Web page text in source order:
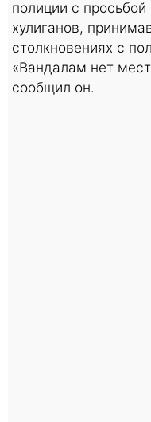
полиции с
хулиганов,
столкновениях с
«Вандалам нет
сообщил он.